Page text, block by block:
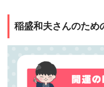
稲盛和夫さんのため